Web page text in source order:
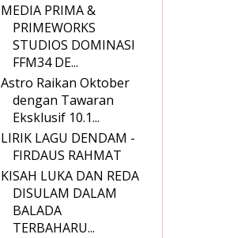
MEDIA PRIMA &
PRIMEWORKS
STUDIOS DOMINASI
FFM34 DE...
Astro Raikan Oktober
dengan Tawaran
Eksklusif 10.1...
LIRIK LAGU DENDAM -
FIRDAUS RAHMAT
KISAH LUKA DAN REDA
DISULAM DALAM
BALADA
TERBAHARU...